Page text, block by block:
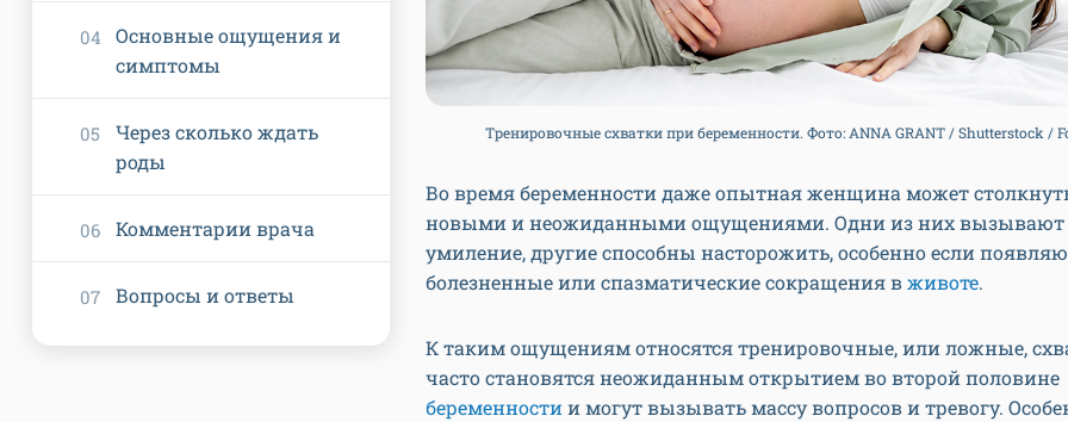
Тренировочные схватки при беременности. Фото: ANNA GRANT / Shutterstock /
Во время беременности даже опытная женщина может
новыми и неожиданными ощущениями. Одни из них вызывают
умиление, другие способны насторожить, особенно если
болезненные или спазматические сокращения вживоте.
К таким ощущениям относятся тренировочные, или ложные,
часто становятся неожиданным открытием во второй половине
беременностии могут вызывать массу вопросов и тревогу.
Основные ощущения и
симптомы
Через сколько ждать
роды
Комментарии врача
Вопросы и ответы